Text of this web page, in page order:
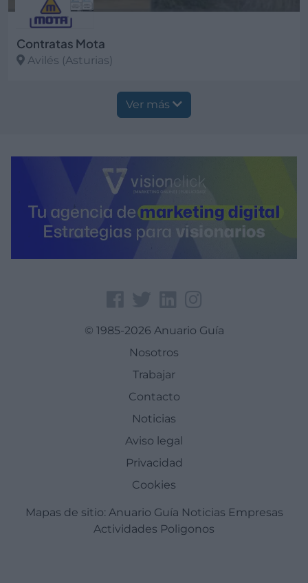
Contratas Mota
Avilés (Asturias)
Ver más
© 1985-2026 Anuario Guía
Nosotros
Trabajar
Contacto
Noticias
Aviso legal
Privacidad
Cookies
Mapas de sitio: Anuario Guía Noticias Empresas
Actividades Poligonos